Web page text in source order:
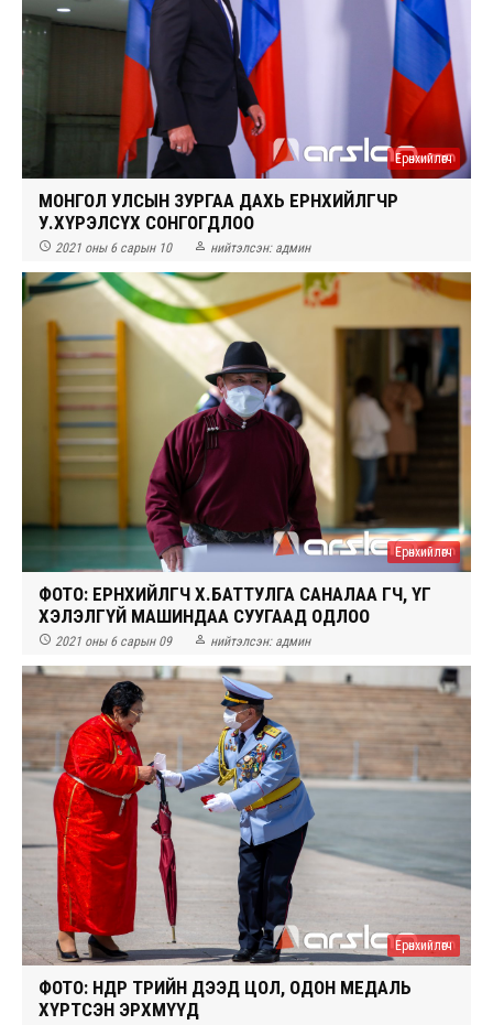
Ерөнхийлөгч
МОНГОЛ УЛСЫН ЗУРГАА ДАХЬ ЕРӨНХИЙЛӨГЧӨӨР
У.ХҮРЭЛСҮХ СОНГОГДЛОО
 2021 оны 6 сарын 10  нийтэлсэн: админ
Ерөнхийлөгч
ФОТО: ЕРӨНХИЙЛӨГЧ Х.БАТТУЛГА САНАЛАА ӨГЧ, ҮГ
ХЭЛЭЛГҮЙ МАШИНДАА СУУГААД ОДЛОО
 2021 оны 6 сарын 09  нийтэлсэн: админ
Ерөнхийлөгч
ФОТО: ӨНӨӨДӨР ТӨРИЙН ДЭЭД ЦОЛ, ОДОН МЕДАЛЬ
ХҮРТСЭН ЭРХМҮҮД